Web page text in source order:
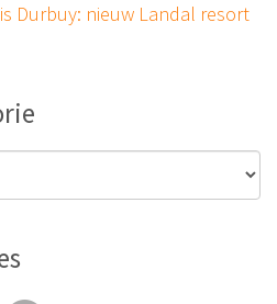
Durbuy: nieuw Landal resort